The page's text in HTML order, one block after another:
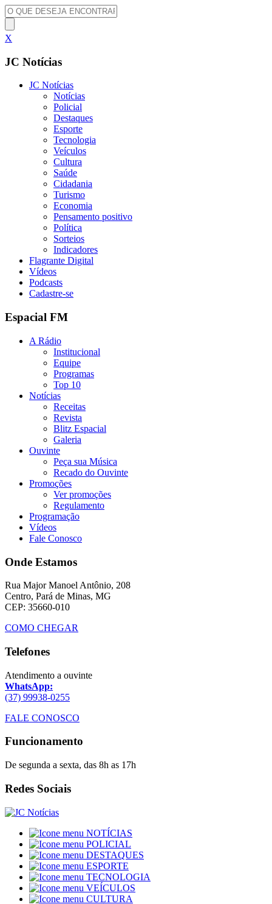
X
JC Notícias
JC Notícias
Notícias
Policial
Destaques
Esporte
Tecnologia
Veículos
Cultura
Saúde
Cidadania
Turismo
Economia
Pensamento positivo
Política
Sorteios
Indicadores
Flagrante Digital
Vídeos
Podcasts
Cadastre-se
Espacial FM
A Rádio
Institucional
Equipe
Programas
Top 10
Notícias
Receitas
Revista
Blitz Espacial
Galeria
Ouvinte
Peça sua Música
Recado do Ouvinte
Promoções
Ver promoções
Regulamento
Programação
Vídeos
Fale Conosco
Onde Estamos
Rua Major Manoel Antônio, 208
Centro, Pará de Minas, MG
CEP: 35660-010
COMO CHEGAR
Telefones
Atendimento a ouvinte
WhatsApp:
(37) 99938-0255
FALE CONOSCO
Funcionamento
De segunda a sexta, das 8h as 17h
Redes Sociais
NOTÍCIAS
POLICIAL
DESTAQUES
ESPORTE
TECNOLOGIA
VEÍCULOS
CULTURA